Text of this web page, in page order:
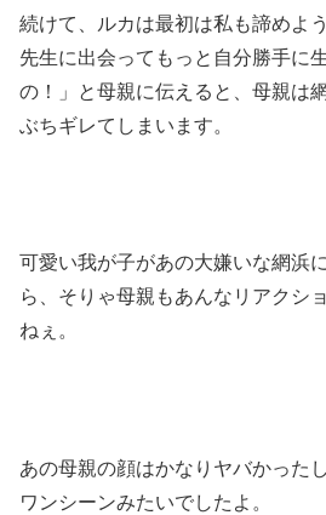
続けて、ルカは最初は私も諦めよ
先生に出会ってもっと自分勝手に
の！」と母親に伝えると、母親は
ぶちギレてしまいます。
可愛い我が子があの大嫌いな網浜
ら、そりゃ母親もあんなリアクシ
ねぇ。
あの母親の顔はかなりヤバかった
ワンシーンみたいでしたよ。